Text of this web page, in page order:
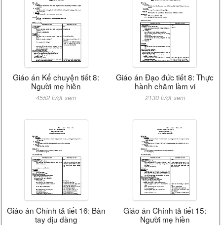
Giáo án Kể chuyện tiết 8:
Người mẹ hiền
4552 lượt xem
Giáo án Đạo đức tiết 8: Thực
hành chăm làm vi
2130 lượt xem
Giáo án Chính tả tiết 16: Bàn
tay dịu dàng
Giáo án Chính tả tiết 15:
Người mẹ hiền